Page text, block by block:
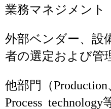
業務マネジメント
外部ベンダー、設
者の選定および管
他部門（Production
Process